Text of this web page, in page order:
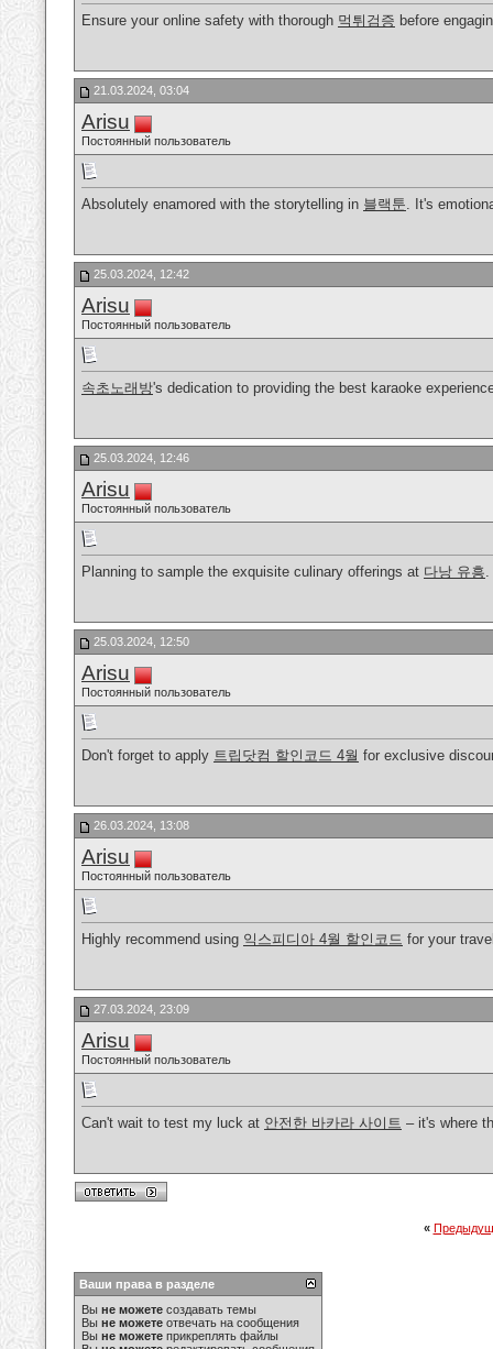
Ensure your online safety with thorough 먹튀검증 before
21.03.2024, 03:04
Arisu
Постоянный пользователь
Absolutely enamored with the storytelling in 블랙툰. It's
25.03.2024, 12:42
Arisu
Постоянный пользователь
속초노래방's dedication to providing the best karaoke
25.03.2024, 12:46
Arisu
Постоянный пользователь
Planning to sample the exquisite culinary offerings at 다낭 유흥.
25.03.2024, 12:50
Arisu
Постоянный пользователь
Don't forget to apply 트립닷컴 할인코드 4월 for exclusive
26.03.2024, 13:08
Arisu
Постоянный пользователь
Highly recommend using 익스피디아 4월 할인코드 for your
27.03.2024, 23:09
Arisu
Постоянный пользователь
Can't wait to test my luck at 안전한 바카라 사이트 – it's where
«
Ваши права в разделе
Вы не можете создавать темы
Вы не можете отвечать на сообщения
Вы не можете прикреплять файлы